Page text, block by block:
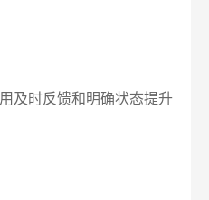
及时反馈和明确状态提升